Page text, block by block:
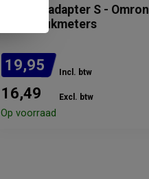
Lichtnetadapter S - Omron
bloeddrukmeters
19,95 Incl. btw
16,49 Excl. btw
Op voorraad